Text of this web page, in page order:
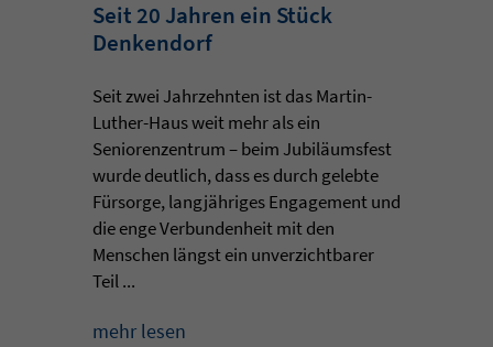
Seit 20 Jahren ein Stück
Denkendorf
Seit zwei Jahrzehnten ist das Martin-
Luther-Haus weit mehr als ein
Seniorenzentrum – beim Jubiläumsfest
wurde deutlich, dass es durch gelebte
Fürsorge, langjähriges Engagement und
die enge Verbundenheit mit den
Menschen längst ein unverzichtbarer
Teil ...
mehr lesen